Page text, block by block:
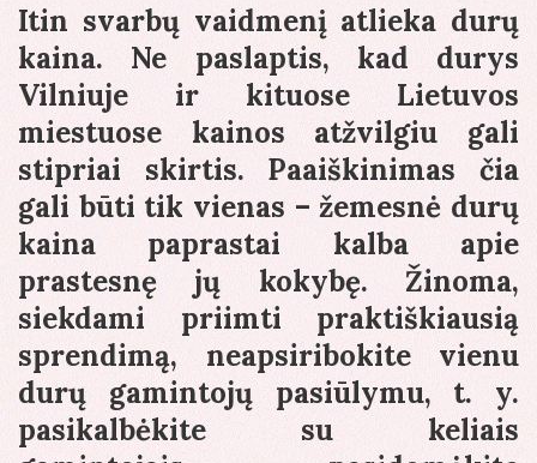
Itin svarbų vaidmenį atlieka durų
kaina. Ne paslaptis, kad durys
Vilniuje ir kituose Lietuvos
miestuose kainos atžvilgiu gali
stipriai skirtis. Paaiškinimas čia
gali būti tik vienas – žemesnė durų
kaina paprastai kalba apie
prastesnę jų kokybę. Žinoma,
siekdami priimti praktiškiausią
sprendimą, neapsiribokite vienu
durų gamintojų pasiūlymu, t. y.
pasikalbėkite su keliais